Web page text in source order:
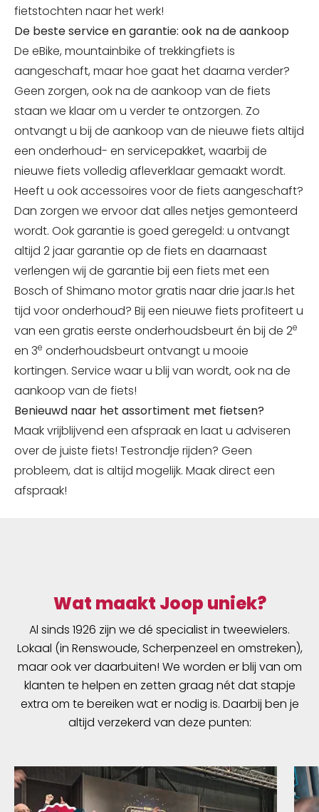
fietstochten naar het werk!
De beste service en garantie: ook na de aankoop
De eBike, mountainbike of trekkingfiets is
aangeschaft, maar hoe gaat het daarna verder?
Geen zorgen, ook na de aankoop van de fiets
staan we klaar om u verder te ontzorgen. Zo
ontvangt u bij de aankoop van de nieuwe fiets altijd
een onderhoud- en servicepakket, waarbij de
nieuwe fiets volledig afleverklaar gemaakt wordt.
Heeft u ook accessoires voor de fiets aangeschaft?
Dan zorgen we ervoor dat alles netjes gemonteerd
wordt. Ook garantie is goed geregeld: u ontvangt
altijd 2 jaar garantie op de fiets en daarnaast
verlengen wij de garantie bij een fiets met een
Bosch of Shimano motor gratis naar drie jaar.Is het
tijd voor onderhoud? Bij een nieuwe fiets profiteert u
van een gratis eerste onderhoudsbeurt én bij de 2e
en 3e onderhoudsbeurt ontvangt u mooie
kortingen. Service waar u blij van wordt, ook na de
aankoop van de fiets!
Benieuwd naar het assortiment met fietsen?
Maak vrijblijvend een afspraak en laat u adviseren
over de juiste fiets! Testrondje rijden? Geen
probleem, dat is altijd mogelijk. Maak direct een
afspraak!
Wat maakt Joop uniek?
Al sinds 1926 zijn we dé specialist in tweewielers.
Lokaal (in Renswoude, Scherpenzeel en omstreken),
maar ook ver daarbuiten! We worden er blij van om
klanten te helpen en zetten graag nét dat stapje
extra om te bereiken wat er nodig is. Daarbij ben je
altijd verzekerd van deze punten: